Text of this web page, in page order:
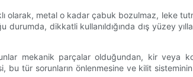
olarak, metal o kadar çabuk bozulmaz, leke
dikkatli kullanıldığında dış yüzey
mekanik parçalar olduğundan, kir veya
bu tür sorunların önlenmesine ve kilit